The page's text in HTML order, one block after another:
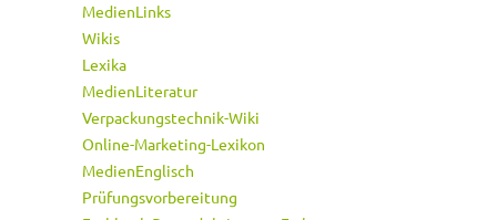
MedienLinks
Wikis
Lexika
MedienLiteratur
Verpackungstechnik-Wiki
Online-Marketing-Lexikon
MedienEnglisch
Prüfungsvorbereitung